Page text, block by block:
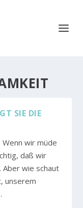
SIE DIE
wir müde
daß wir
wie schaut
unserem